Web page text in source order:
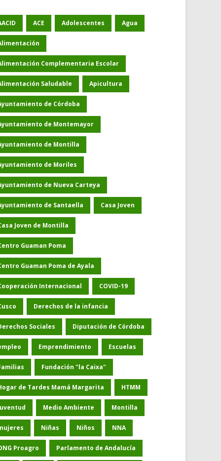
ACE Adolescentes Agua
Complementaria Escolar
Saludable Apicultura
de Córdoba
de Montemayor
de Montilla
de Moriles
de Nueva Carteya
de Santaella Casa Joven
Joven de Montilla
Guaman Poma
Guaman Poma de Ayala
Internacional COVID-19
Derechos de la infancia
Sociales Diputación de Córdoba
Emprendimiento Escuelas
Fundación "la Caixa"
de Tardes Mamá Margarita HTMM
Medio Ambiente Montilla
Niñas Niños NNA
Proagro Parlamento de Andalucía